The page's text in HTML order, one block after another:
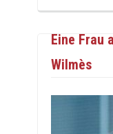
Eine Frau
Wilmès